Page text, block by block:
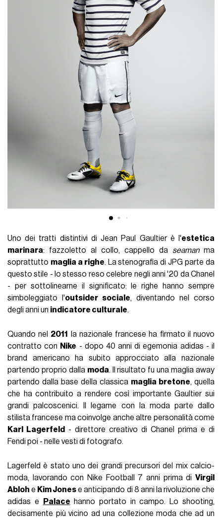
Uno dei tratti distintivi di Jean Paul Gaultier è l'estetica
marinara: fazzoletto al collo, cappello da seamanma
soprattutto maglia a righe. La stenografia di JPG parte da
questo stile - lo stesso reso celebre negli anni '20 da Chanel
- per sottolinearne il significato: le righe hanno sempre
simboleggiato l'outsider sociale, diventando nel corso
degli anni un indicatore culturale.
Quando nel 2011
la nazionale francese ha firmato il nuovo
contratto con Nike - dopo 40 anni di egemonia adidas - il
brand americano ha subito approcciato alla nazionale
partendo proprio dalla moda. Il risultato fu una maglia away
partendo dalla base della classica maglia bretone, quella
che ha contribuito a rendere così importante Gaultier sui
grandi palcoscenici. Il legame con la moda parte dallo
stilista francese ma coinvolge anche altre personalità come
Karl Lagerfeld
- direttore creativo di Chanel prima e di
Fendi poi - nelle vesti di fotografo.
Lagerfeld è stato uno dei grandi precursori del mix calcio-
moda, lavorando con Nike Football 7 anni prima di Virgil
Abloh e Kim Jonese anticipando di 8 anni la rivoluzione che
adidas e
Palace hanno portato in campo. Lo shooting,
decisamente più vicino ad una collezione moda che ad un